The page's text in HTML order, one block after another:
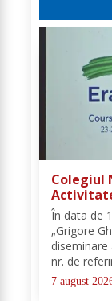
Colegiul
KA121-
În data de
„Grigore
diseminare
nr. de
organizată
secretarul
7 august